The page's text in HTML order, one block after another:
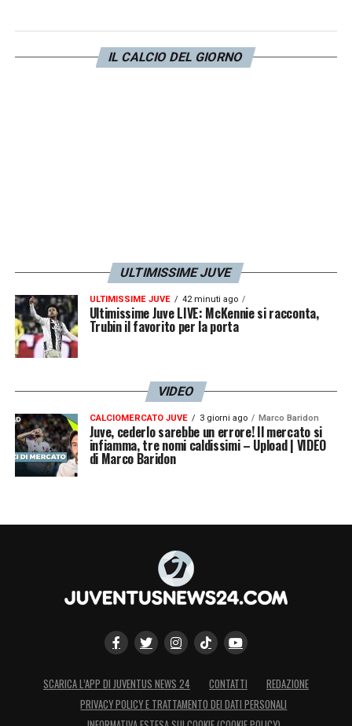
dei passaggi all’indietro senza attaccare per
IL CALCIO DEL GIORNO
ULTIMISSIME JUVE
ULTIMISSIME JUVE 42 minuti ago
Ultimissime Juve LIVE: McKennie si racconta,
Trubin il favorito per la porta
VIDEO
CALCIOMERCATO JUVE 3 giorni ago Marco Baridon
Juve, cederlo sarebbe un errore! Il mercato si
infiamma, tre nomi caldissimi – Upload | VIDEO
di Marco Baridon
SCARICA L’APP DI JUVENTUS NEWS 24 CONTATTI
REDAZIONE
PRIVACY POLICY E TRATTAMENTO DEI DATI PERSONALI